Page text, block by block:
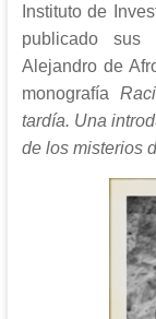
Instituto de
publicado sus
Alejandro de
monografía
tardía. Una
de los misterios